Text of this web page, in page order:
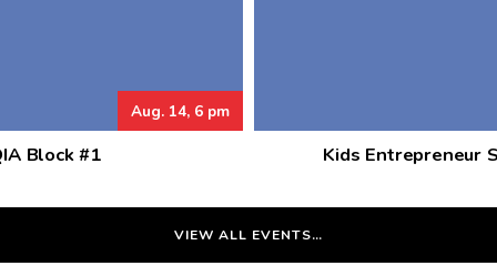
Aug. 14, 6 pm
Block #1 Kids Entrepreneur
VIEW ALL EVENTS…